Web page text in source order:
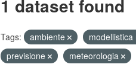
1 dataset found
Tags: ambiente
previsione
meteorologia